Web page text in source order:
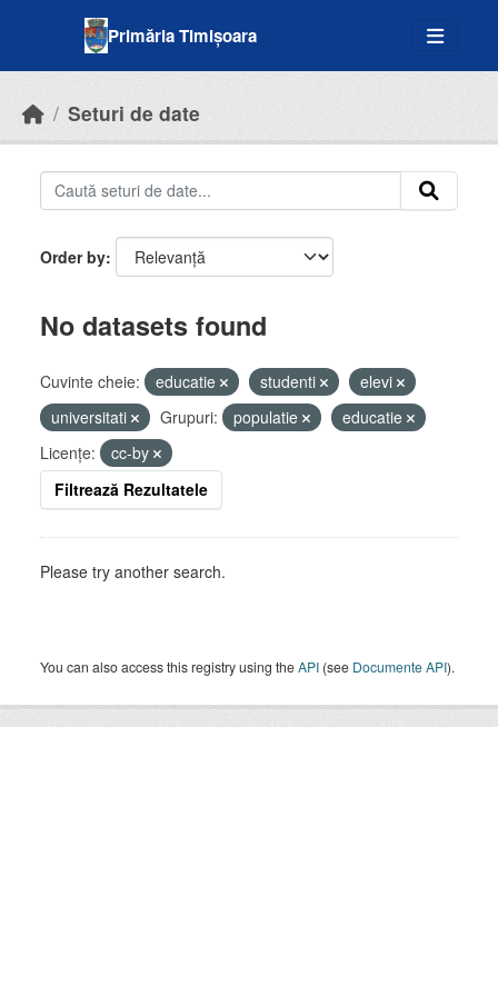
Primăria Timișoara
Seturi de date
Order by
No datasets found
Cuvinte cheie: educatie studenti
elevi
universitati
Grupuri: populatie
educatie
Licenţe:
cc-by
Filtrează Rezultatele
Please try another search.
You can also access this registry using theAPI (see Documente API).